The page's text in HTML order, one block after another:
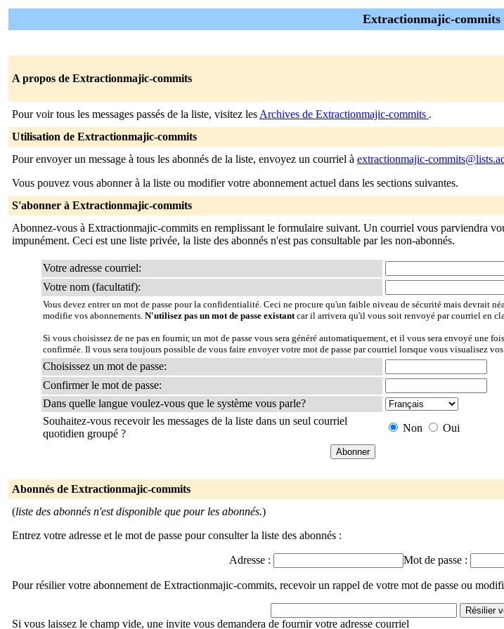
Extractionmajic-commits
A propos de Extractionmajic-commits
Pour voir tous les messages passés de la liste, visitez les Archives de Extractionmajic-commits .
Utilisation de Extractionmajic-commits
Pour envoyer un message à tous les abonnés de la liste, envoyez un courriel à extractionmajic-
Vous pouvez vous abonner à la liste ou modifier votre abonnement actuel dans les sections suivantes.
S'abonner à Extractionmajic-commits
Abonnez-vous à Extractionmajic-commits en remplissant le formulaire suivant. Un courriel vous parviendra
impunément. Ceci est une liste privée, la liste des abonnés n'est pas consultable par les non-abonnés.
Votre adresse courriel:
Votre nom (facultatif):
Vous devez entrer un mot de passe pour la confidentialité. Ceci ne procure qu'un faible niveau de sécurité mais devrait
modifie vos abonnements. N'utilisez pas un mot de passe existantcar il arrivera qu'il vous soit renvoyé par courriel en
Si vous choisissez de ne pas en fournir, un mot de passe vous sera généré automatiquement, et il vous sera envoyé une
confirmée. Il vous sera toujours possible de vous faire envoyer votre mot de passe par courriel lorsque vous visualisez
Choisissez un mot de passe:
Confirmer le mot de passe:
Dans quelle langue voulez-vous que le système vous parle?
Souhaitez-vous recevoir les messages de la liste dans un seul courriel
quotidien groupé ?
Non Oui
Abonnés de Extractionmajic-commits
(liste des abonnés n'est disponible que pour les abonnés.)
Entrez votre adresse et le mot de passe pour consulter la liste des abonnés :
Adresse : Mot de passe :
Pour résilier votre abonnement de Extractionmajic-commits, recevoir un rappel de votre mot de passe ou
Si vous laissez le champ vide, une invite vous demandera de fournir votre adresse courriel